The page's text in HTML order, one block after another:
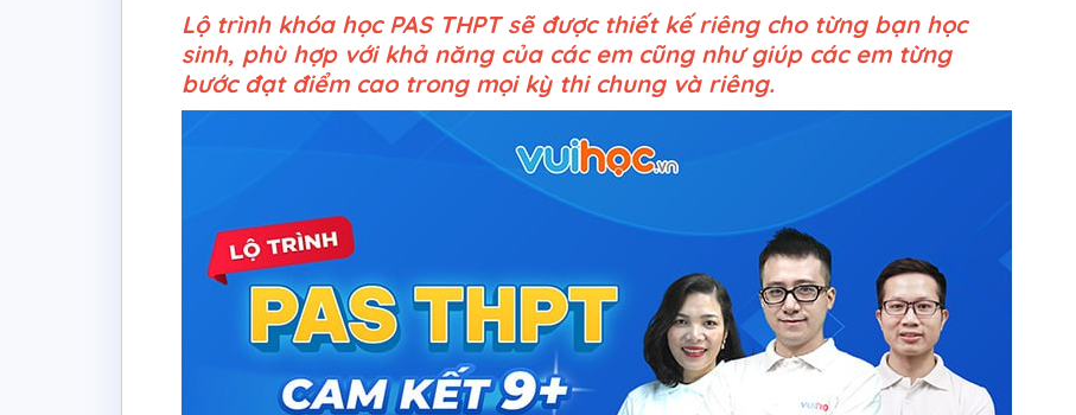
Lộ trình khóa học PAS THPT sẽ được thiết kế riêng cho từng bạn học
sinh, phù hợp với khả năng của các em cũng như giúp các em từng
bước đạt điểm cao trong mọi kỳ thi chung và riêng.